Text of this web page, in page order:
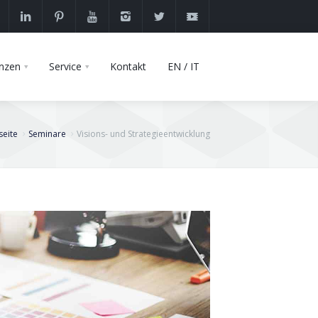
Service Kontakt EN / IT
Seminare Visions- und Strategieentwicklung